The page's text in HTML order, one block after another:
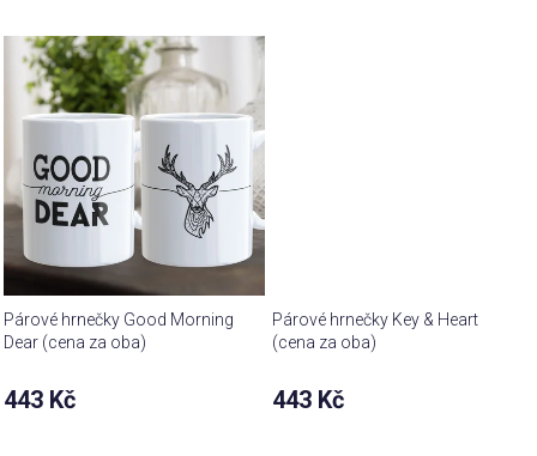
Párové hrnečky Good Morning
Dear (cena za oba)
443 Kč
Párové hrnečky Key & Heart
(cena za oba)
443 Kč